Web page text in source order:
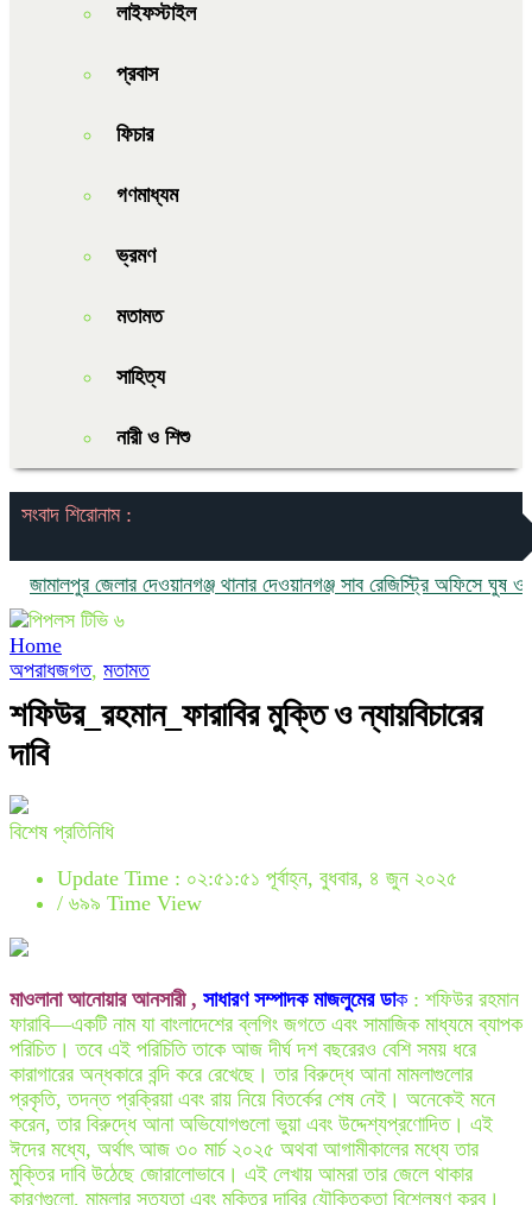
লাইফস্টাইল
প্রবাস
ফিচার
গণমাধ্যম
ভ্রমণ
মতামত
সাহিত্য
নারী ও শিশু
সংবাদ শিরোনাম :
জেলার দেওয়ানগঞ্জ থানার দেওয়ানগঞ্জ সাব রেজিস্ট্রি অফিসে ঘুষ ও দুর্নীতির
Home
অপরাধজগত, মতামত
শফিউর_রহমান_ফারাবির মুক্তি ও ন্যায়বিচারের
দাবি
বিশেষ প্রতিনিধি
Update Time : ০২:৫১:৫১ পূর্বাহ্ন, বুধবার, ৪ জুন ২০২৫
/ ৬৯৯ Time View
মাওলানা আনোয়ার আনসারী , সাধারণ সম্পাদক মাজলুমের ডাক: শফিউর রহমান
ফারাবি—একটি নাম যা বাংলাদেশের ব্লগিং জগতে এবং সামাজিক মাধ্যমে ব্যাপক
পরিচিত। তবে এই পরিচিতি তাকে আজ দীর্ঘ দশ বছরেরও বেশি সময় ধরে
কারাগারের অন্ধকারে বন্দি করে রেখেছে। তার বিরুদ্ধে আনা মামলাগুলোর
প্রকৃতি, তদন্ত প্রক্রিয়া এবং রায় নিয়ে বিতর্কের শেষ নেই। অনেকেই মনে
করেন, তার বিরুদ্ধে আনা অভিযোগগুলো ভুয়া এবং উদ্দেশ্যপ্রণোদিত। এই
ঈদের মধ্যে, অর্থাৎ আজ ৩০ মার্চ ২০২৫ অথবা আগামীকালের মধ্যে তার
মুক্তির দাবি উঠেছে জোরালোভাবে। এই লেখায় আমরা তার জেলে থাকার
কারণগুলো, মামলার সত্যতা এবং মুক্তির দাবির যৌক্তিকতা বিশ্লেষণ করব।